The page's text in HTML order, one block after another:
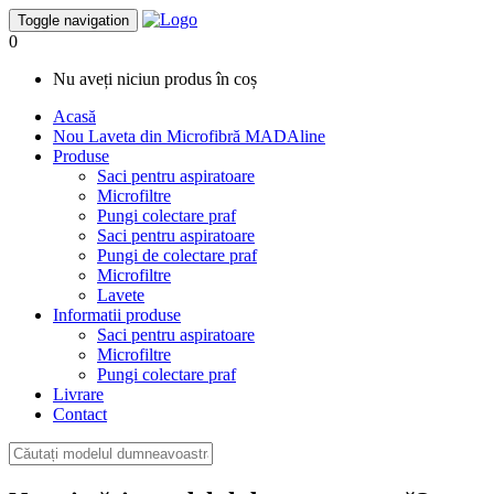
Toggle navigation
0
Nu aveți niciun produs în coș
Acasă
Nou Laveta din Microfibră MADAline
Produse
Saci pentru aspiratoare
Microfiltre
Pungi colectare praf
Saci pentru aspiratoare
Pungi de colectare praf
Microfiltre
Lavete
Informatii produse
Saci pentru aspiratoare
Microfiltre
Pungi colectare praf
Livrare
Contact